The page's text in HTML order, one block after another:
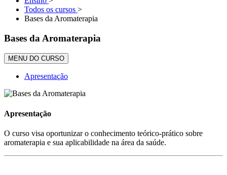
Todos os cursos >
Bases da Aromaterapia
Bases da Aromaterapia
MENU DO CURSO
Apresentação
Apresentação
O curso visa oportunizar o conhecimento teórico-prático sobre
aromaterapia e sua aplicabilidade na área da saúde.